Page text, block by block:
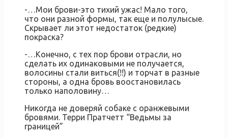
-…Мои брови-это тихий ужас! Мало того,
что они разной формы, так еще и полулысые.
Скрывает ли этот недостаток (редкие)
покраска?
-…Конечно, с тех пор брови отрасли, но
сделать их одинаковыми не получается,
волосины стали виться(!!) и торчат в разные
стороны, а одна бровь воостановилась
только наполовину…
Никогда не доверяй собаке с оранжевыми
бровями. Терри Пратчетт “Ведьмы за
границей”